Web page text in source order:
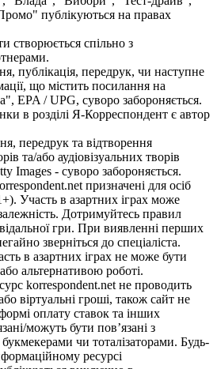
публікуються на правах
створюється спільно з
публікація, передрук, чи наступне
що містить посилання на
EPA / UPG, суворо забороняється.
в розділі Я-Корреспондент є автор
передрук та відтворення
та/або аудіовізуальних творів
Images - суворо забороняється.
призначені для осіб
Участь в азартних іграх може
Дотримуйтесь правил
гри. При виявленні перших
зверніться до спеціаліста.
в азартних іграх не може бути
альтернативою роботі.
korrespondent.net не проводить
віртуальні гроші, також сайт не
оплату ставок та інших
можуть бути пов’язані з
чи тоталізаторами. Будь-
ресурсі